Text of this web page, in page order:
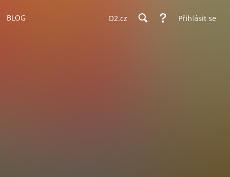
BLOG O2.cz Přihlásit se